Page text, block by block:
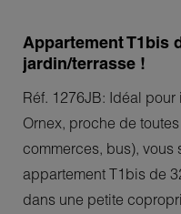
Appartement T1bis
jardin/terrasse !
Réf. 1276JB: Idéal
Ornex, proche de
commerces, bus), vous
appartement T1bis de
dans une petite